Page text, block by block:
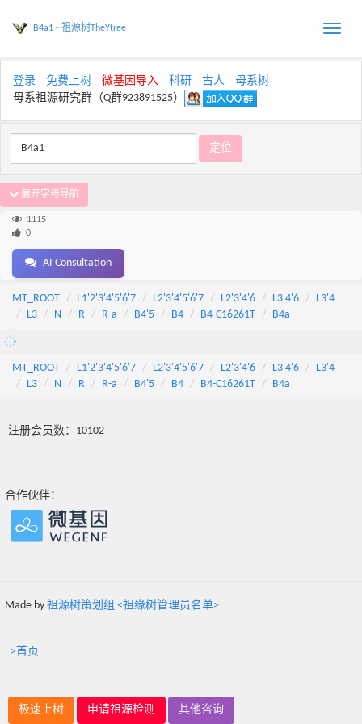
Toggle
B4a1 - 祖源树TheYtree
登录 免费上树 微基因导入 科研 古人
母系树
母系祖源研究群（Q群923891525）
展开字母导航
1115
0
AI Consultation
MT_ROOT L1'2'3'4'5'6'7 L2'3'4'5'6'7 L2'3'4'6 L3'4'6
L3'4
L3
N R R-a B4'5 B4 B4-C16261T B4a
MT_ROOT L1'2'3'4'5'6'7 L2'3'4'5'6'7 L2'3'4'6 L3'4'6
L3'4
L3
N R R-a B4'5 B4 B4-C16261T B4a
注册会员数：10102
合作伙伴：
Made by 祖源树策划组 <祖缘树管理员名单>
>首页
极速上树 申请祖源检测 其他咨询